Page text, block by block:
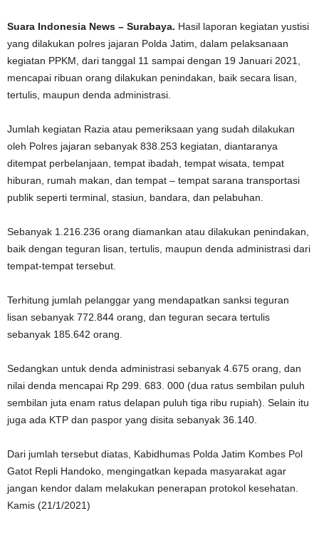
Suara Indonesia News – Surabaya. Hasil laporan kegiatan yustisi
yang dilakukan polres jajaran Polda Jatim, dalam pelaksanaan
kegiatan PPKM, dari tanggal 11 sampai dengan 19 Januari 2021,
mencapai ribuan orang dilakukan penindakan, baik secara lisan,
tertulis, maupun denda administrasi.
Jumlah kegiatan Razia atau pemeriksaan yang sudah dilakukan
oleh Polres jajaran sebanyak 838.253 kegiatan, diantaranya
ditempat perbelanjaan, tempat ibadah, tempat wisata, tempat
hiburan, rumah makan, dan tempat – tempat sarana transportasi
publik seperti terminal, stasiun, bandara, dan pelabuhan.
Sebanyak 1.216.236 orang diamankan atau dilakukan penindakan,
baik dengan teguran lisan, tertulis, maupun denda administrasi dari
tempat-tempat tersebut.
Terhitung jumlah pelanggar yang mendapatkan sanksi teguran
lisan sebanyak 772.844 orang, dan teguran secara tertulis
sebanyak 185.642 orang.
Sedangkan untuk denda administrasi sebanyak 4.675 orang, dan
nilai denda mencapai Rp 299. 683. 000 (dua ratus sembilan puluh
sembilan juta enam ratus delapan puluh tiga ribu rupiah). Selain itu
juga ada KTP dan paspor yang disita sebanyak 36.140.
Dari jumlah tersebut diatas, Kabidhumas Polda Jatim Kombes Pol
Gatot Repli Handoko, mengingatkan kepada masyarakat agar
jangan kendor dalam melakukan penerapan protokol kesehatan.
Kamis (21/1/2021)